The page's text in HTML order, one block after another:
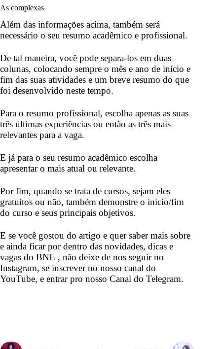
As complexas
Além das informações acima, também será
necessário o seu resumo acadêmico e profissional.
De tal maneira, você pode separa-los em duas
colunas, colocando sempre o mês e ano de início e
fim das suas atividades e um breve resumo do que
foi desenvolvido neste tempo.
Para o resumo profissional, escolha apenas as suas
três últimas experiências ou então as três mais
relevantes para a vaga.
E já para o seu resumo acadêmico escolha
apresentar o mais atual ou relevante.
Por fim, quando se trata de cursos, sejam eles
gratuitos ou não, também demonstre o inicio/fim
do curso e seus principais objetivos.
E se você gostou do artigo e quer saber mais sobre
e ainda ficar por dentro das novidades, dicas e
vagas do BNE , não deixe de nos seguir no
Instagram, se inscrever no nosso canal do
YouTube, e entrar pro nosso Canal do Telegram.